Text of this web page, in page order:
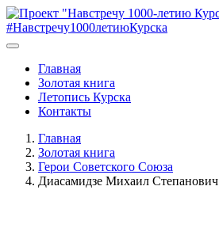
#Навстречу1000летиюКурска
Главная
Золотая книга
Летопись Курска
Контакты
Главная
Золотая книга
Герои Советского Союза
Диасамидзе Михаил Степанович